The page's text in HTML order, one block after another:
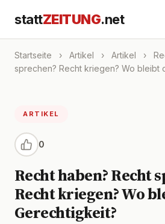
stattZEITUNG.net
Startseite › Artikel › Artikel ›
sprechen? Recht kriegen? Wo bleibt
ARTIKEL
0
Recht haben? Recht
Recht kriegen? Wo
Gerechtigkeit?